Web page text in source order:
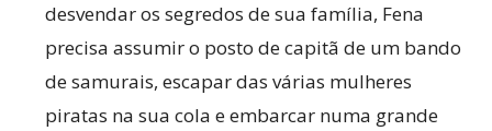
desvendar os segredos de sua família, Fena
precisa assumir o posto de capitã de um bando
de samurais, escapar das várias mulheres
piratas na sua cola e embarcar numa grande